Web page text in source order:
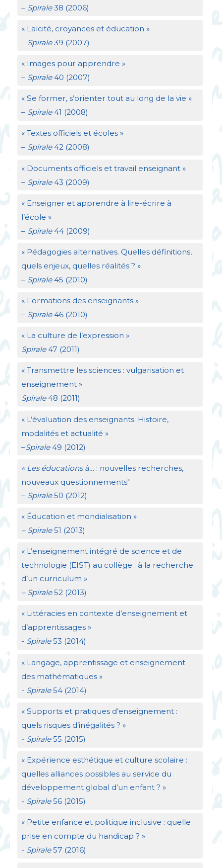
– Spirale38 (2006)
« Laïcité, croyances et éducation »
– Spirale39 (2007)
« Images pour apprendre »
– Spirale40 (2007)
« Se former, s’orienter tout au long de la vie »
– Spirale41 (2008)
« Textes officiels et écoles »
– Spirale42 (2008)
« Documents officiels et travail enseignant »
– Spirale43 (2009)
« Enseigner et apprendre à lire-écrire à
l’école »
– Spirale44 (2009)
« Pédagogies alternatives. Quelles définitions,
quels enjeux, quelles réalités ? »
– Spirale45 (2010)
« Formations des enseignants »
– Spirale46 (2010)
« La culture de l’expression »
Spirale47 (2011)
« Transmettre les sciences : vulgarisation et
enseignement »
Spirale48 (2011)
« L’évaluation des enseignants. Histoire,
modalités et actualité »
–Spirale49 (2012)
« Les éducations à… : nouvelles recherches,
nouveaux questionnements"
– Spirale50 (2012)
« Éducation et mondialisation »
– Spirale51 (2013)
« L’enseignement intégré de science et de
technologie (EIST) au collège : à la recherche
d’un curriculum »
– Spirale52 (2013)
« Littéracies en contexte d’enseignement et
d’apprentissages »
- Spirale53 (2014)
« Langage, apprentissage et enseignement
des mathématiques »
- Spirale54 (2014)
« Supports et pratiques d’enseignement :
quels risques d’inégalités ? »
- Spirale55 (2015)
« Expérience esthétique et culture scolaire :
quelles alliances possibles au service du
développement global d’un enfant ? »
- Spirale56 (2015)
« Petite enfance et politique inclusive : quelle
prise en compte du handicap ? »
- Spirale57 (2016)